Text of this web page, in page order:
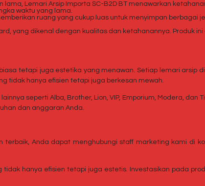
lama, Lemari Arsip Importa SC-B2D BT menawarkan
waktu yang lama.
ruang yang cukup luas untuk menyimpan
yang dikenal dengan kualitas dan ketahanannya. Produk
tetapi juga estetika yang menawan. Setiap lemari
tidak hanya efisien tetapi juga berkesan mewah.
seperti Alba, Brother, Lion, VIP, Emporium, Modera,
dan anggaran Anda.
Anda dapat menghubungi staff marketing kami di
tidak hanya efisien tetapi juga estetis. Investasikan pada